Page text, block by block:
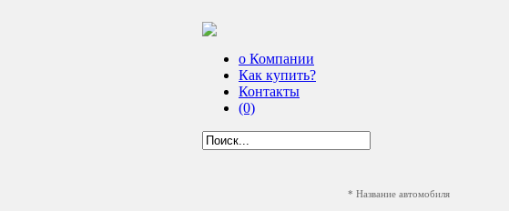
о Компании
Как купить?
Контакты
(0)
* Название автомобиля